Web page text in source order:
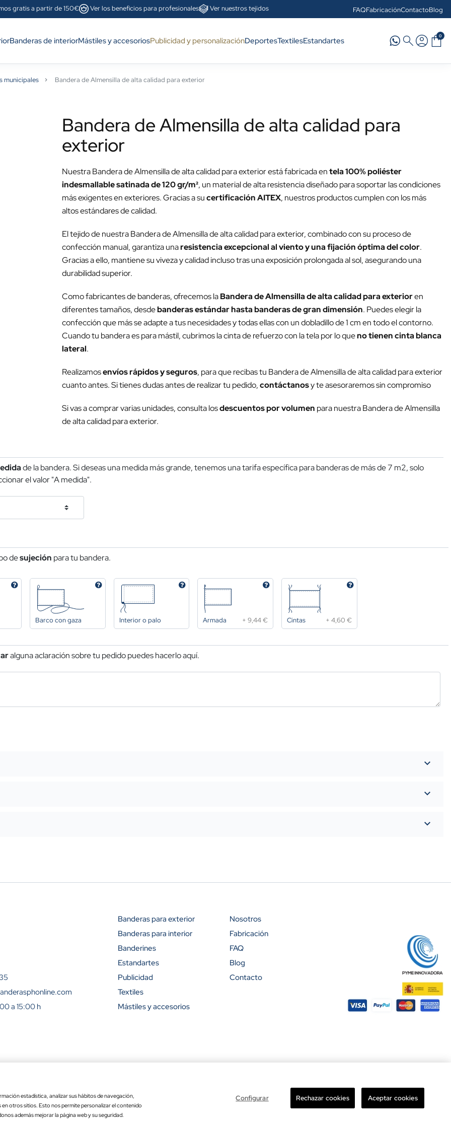
gratis a partir de 150€ Ver los beneficios para profesionales Ver nuestros tejidos FAQFabricaciónContactoBlog
Banderas de interiorMástiles y accesoriosPublicidad y personalizaciónDeportesTextilesEstandartes 0
municipales Bandera de Almensilla de alta calidad para exterior
Bandera de Almensilla de alta calidad para
exterior
Nuestra Bandera de Almensilla de alta calidad para exterior está fabricada entela 100% poliéster
indesmallable satinada de 120 gr/m², un material de alta resistencia diseñado para soportar las condiciones
más exigentes en exteriores. Gracias a sucertificación AITEX, nuestros productos cumplen con los más
altos estándares de calidad.
El tejido de nuestra Bandera de Almensilla de alta calidad para exterior, combinado con su proceso de
confección manual, garantiza unaresistencia excepcional al viento y una fijación óptima del color.
Gracias a ello, mantiene su viveza y calidad incluso tras una exposición prolongada al sol, asegurando una
durabilidad superior.
Como fabricantes de banderas, ofrecemos laBandera de Almensilla de alta calidad para exterioren
diferentes tamaños, desdebanderas estándar hasta banderas de gran dimensión. Puedes elegir la
confección que más se adapte a tus necesidades y todas ellas con un dobladillo de 1 cm en todo el contorno.
Cuando tu bandera es para mástil, cubrimos la cinta de refuerzo con la tela por lo queno tienen cinta blanca
lateral.
Realizamosenvíos rápidos y seguros, para que recibas tu Bandera de Almensilla de alta calidad para exterior
cuanto antes. Si tienes dudas antes de realizar tu pedido,contáctanosy te asesoraremos sin compromiso
Si vas a comprar varias unidades, consulta losdescuentos por volumen para nuestra Bandera de Almensilla
de alta calidad para exterior.
de la bandera. Si deseas una medida más grande, tenemos una tarifa específica para banderas de más de 7 m2, solo
el valor "A medida".
desujeción para tu bandera.
Barco con gaza Interior o palo Armada +9,44 € Cintas +4,60 €
alguna aclaración sobre tu pedido puedes hacerlo aquí.
exterior: 15 x 25 cm
Precio por unidad
11.60 €
Total
+ Añadir al carrito
Descuento (%)
31%
a 15:00 h
Banderas para exterior
Banderas para interior
Banderines
Estandartes
Publicidad
Textiles
Mástiles y accesorios
Nosotros
Fabricación
FAQ
Blog
Contacto
estadística, analizar sus hábitos de navegación,
otros sitios. Esto nos permite personalizar el contenido
además mejorar la página web y su seguridad.
Configurar Rechazar cookies Aceptar cookies